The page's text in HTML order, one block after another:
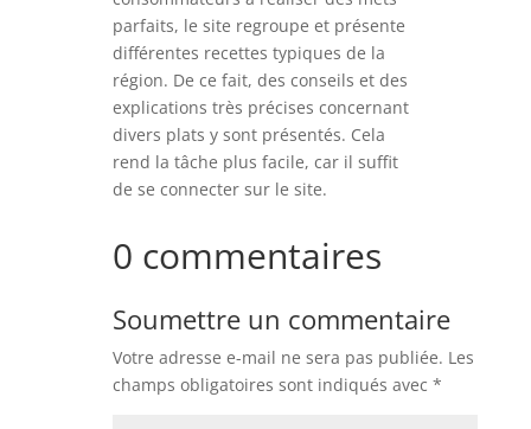
parfaits, le site regroupe et présente
différentes recettes typiques de la
région. De ce fait, des conseils et des
explications très précises concernant
divers plats y sont présentés. Cela
rend la tâche plus facile, car il suffit
de se connecter sur le site.
0 commentaires
Soumettre un commentaire
Votre adresse e-mail ne sera pas publiée. Les
champs obligatoires sont indiqués avec *